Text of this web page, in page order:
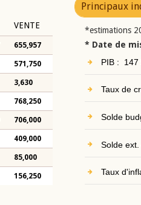
VENTE
655,957
571,750
3,630
768,250
706,000
409,000
85,000
156,250
Principaux
*estimations
* Date de
PIB : 147
Taux de
Solde
Solde
Taux